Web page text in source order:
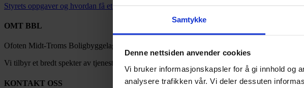
Samtykke
Denne nettsiden anvender cookies
Vi bruker informasjonskapsler for å gi innhold og
analysere trafikken vår. Vi deler dessuten
Styrets oppgaver og hvordan få et godt styre
OMT BBL
Ofoten Midt-Troms Boligbyggelag ble stiftet under navnet Narvik Boligbyggelag så tidlig
Vi tilbyr et bredt spekter av tjenester tilpasset det moderne boligmarkedet.
KONTAKT OSS